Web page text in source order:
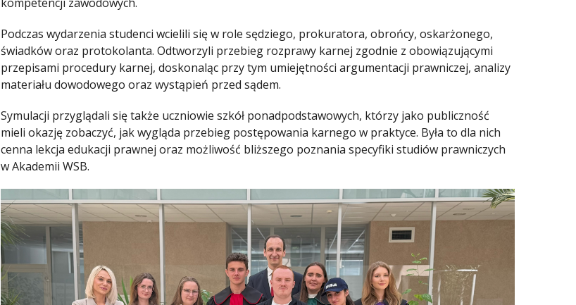
Podczas wydarzenia studenci wcielili się w role sędziego, prokuratora, obrońcy, oskarżonego,
świadków oraz protokolanta. Odtworzyli przebieg rozprawy karnej zgodnie z obowiązującymi
przepisami procedury karnej, doskonaląc przy tym umiejętności argumentacji prawniczej, analizy
materiału dowodowego oraz wystąpień przed sądem.
Symulacji przyglądali się także uczniowie szkół ponadpodstawowych, którzy jako publiczność
mieli okazję zobaczyć, jak wygląda przebieg postępowania karnego w praktyce. Była to dla nich
cenna lekcja edukacji prawnej oraz możliwość bliższego poznania specyfiki studiów prawniczych
w Akademii WSB.